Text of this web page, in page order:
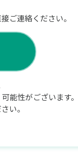
ご連絡ください。
能性がございます。
い。